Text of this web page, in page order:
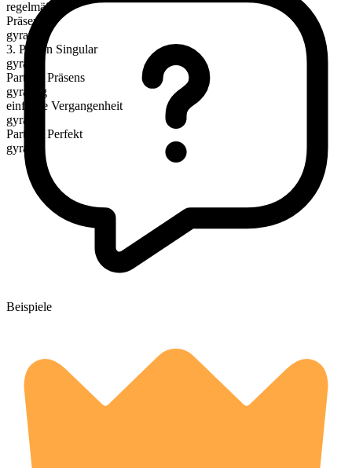
regelmäßig
Präsens
gyrate
3. Person Singular
gyrates
Partizip Präsens
gyrating
einfache Vergangenheit
gyrated
Partizip Perfekt
gyrated
Beispiele